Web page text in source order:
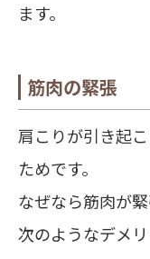
ます。
筋肉の緊張
肩こりが引き起
ためです。
なぜなら筋肉が
次のようなデメ